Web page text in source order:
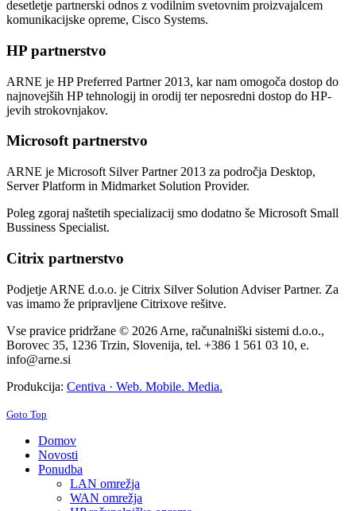
desetletje partnerski odnos z vodilnim svetovnim proizvajalcem
komunikacijske opreme, Cisco Systems.
HP partnerstvo
ARNE je HP Preferred Partner 2013, kar nam omogoča dostop do
najnovejših HP tehnologij in orodij ter neposredni dostop do HP-
jevih strokovnjakov.
Microsoft partnerstvo
ARNE je Microsoft Silver Partner 2013 za področja Desktop,
Server Platform in Midmarket Solution Provider.
Poleg zgoraj naštetih specializacij smo dodatno še Microsoft Small
Bussiness Specialist.
Citrix partnerstvo
Podjetje ARNE d.o.o. je Citrix Silver Solution Adviser Partner. Za
vas imamo že pripravljene Citrixove rešitve.
Vse pravice pridržane © 2026 Arne, računalniški sistemi d.o.o.,
Borovec 35, 1236 Trzin, Slovenija, tel. +386 1 561 03 10, e.
info@arne.si
Produkcija: Centiva · Web. Mobile. Media.
Goto Top
Domov
Novosti
Ponudba
LAN omrežja
WAN omrežja